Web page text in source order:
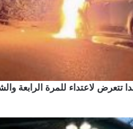
تتعرض لاعتداء للمرة الرابعة